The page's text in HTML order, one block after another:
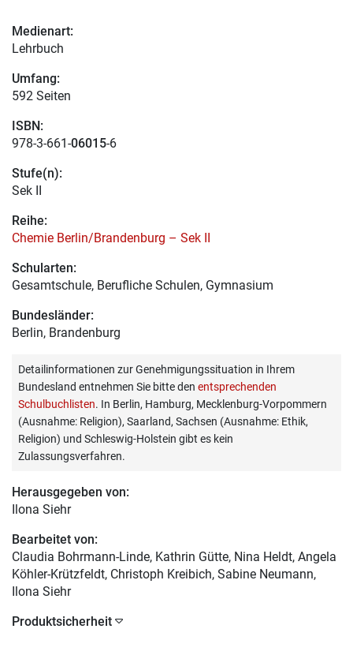
Medienart:
Lehrbuch
Umfang:
592 Seiten
ISBN:
978-3-661-06015-6
Stufe(n):
Sek II
Reihe:
Chemie Berlin/Brandenburg – Sek II
Schularten:
Gesamtschule, Berufliche Schulen, Gymnasium
Bundesländer:
Berlin, Brandenburg
Detailinformationen zur Genehmigungssituation in Ihrem
Bundesland entnehmen Sie bitte den entsprechenden
Schulbuchlisten. In Berlin, Hamburg, Mecklenburg-Vorpommern
(Ausnahme: Religion), Saarland, Sachsen (Ausnahme: Ethik,
Religion) und Schleswig-Holstein gibt es kein
Zulassungsverfahren.
Herausgegeben von:
Ilona Siehr
Bearbeitet von:
Claudia Bohrmann-Linde, Kathrin Gütte, Nina Heldt, Angela
Köhler-Krützfeldt, Christoph Kreibich, Sabine Neumann,
Ilona Siehr
Produktsicherheit